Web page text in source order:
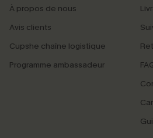
À propos de nous
Avis clients
Cupshe chaîne logistique
Programme ambassadeur
PROFITEZ